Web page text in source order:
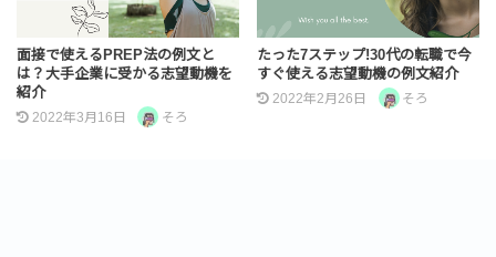
面接で使えるPREP法の例文と
は？大手企業に受かる志望動機を
紹介
2022年3月16日 そろ
たった7ステップ!30代の転職で今
すぐ使える志望動機の例文紹介
2022年2月26日 そろ